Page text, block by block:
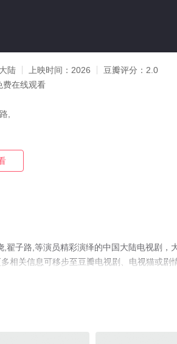
陆 上映时间： 2026 豆瓣评分： 2.0
费在线观看
,
翟子路,等演员精彩演绎的中国大陆电视剧，
相关信息可移步至豆瓣电视剧、电视猫或剧